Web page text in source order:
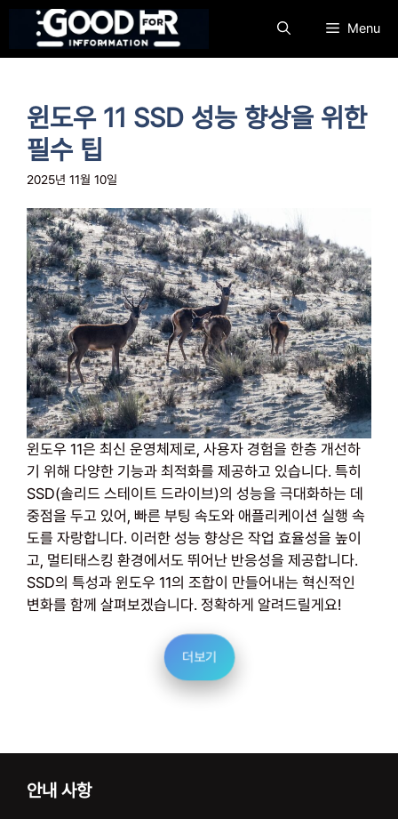
츠
Menu
윈도우 11 SSD 성능 향상을 위한
필수 팁
2025년 11월 10일
윈도우 11은 최신 운영체제로, 사용자 경험을 한층 개선하
기 위해 다양한 기능과 최적화를 제공하고 있습니다. 특히
SSD(솔리드 스테이트 드라이브)의 성능을 극대화하는 데
중점을 두고 있어, 빠른 부팅 속도와 애플리케이션 실행 속
도를 자랑합니다. 이러한 성능 향상은 작업 효율성을 높이
고, 멀티태스킹 환경에서도 뛰어난 반응성을 제공합니다.
SSD의 특성과 윈도우 11의 조합이 만들어내는 혁신적인
변화를 함께 살펴보겠습니다. 정확하게 알려드릴게요!
더보기
안내 사항